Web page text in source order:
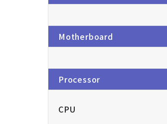
Motherboard
Processor
CPU